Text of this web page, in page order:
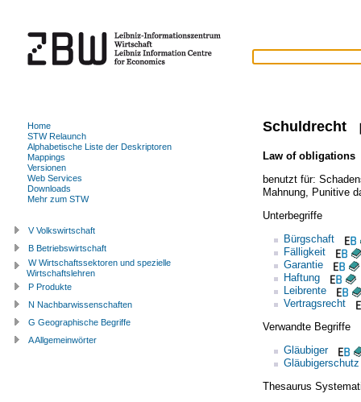
Schuldrecht
Law of obligations
benutzt für:
Mahnung, Punitive
Unterbegriffe
Bürgschaft
Fälligkeit
Garantie
Haftung
Leibrente
Vertragsrecht
Verwandte Begriffe
Gläubiger
Gläubigerschutz
Thesaurus
Home
STW Relaunch
Alphabetische Liste der Deskriptoren
Mappings
Versionen
Web Services
Downloads
Mehr zum STW
V Volkswirtschaft
B Betriebswirtschaft
W Wirtschaftssektoren und spezielle
Wirtschaftslehren
P Produkte
N Nachbarwissenschaften
G Geographische Begriffe
A Allgemeinwörter